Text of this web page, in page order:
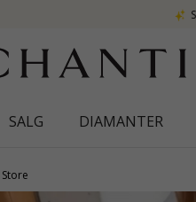
SALG DIAMANTER
Store